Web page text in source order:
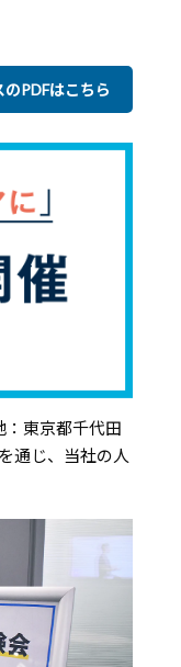
PDFはこちら
東京都千代田
通じ、当社の人